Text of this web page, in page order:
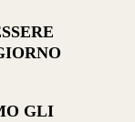
GLI